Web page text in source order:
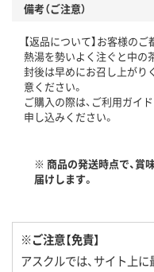
備考（ご注意）
【返品について】お客様の
熱湯を勢いよく注ぐと中の
封後は早めにお召し上がり
意ください。
ご購入の際は、ご利用ガイド
申し込みください。
※ 商品の発送時点で、賞
届けします。
※ご注意【免責】
アスクルでは、サイト上